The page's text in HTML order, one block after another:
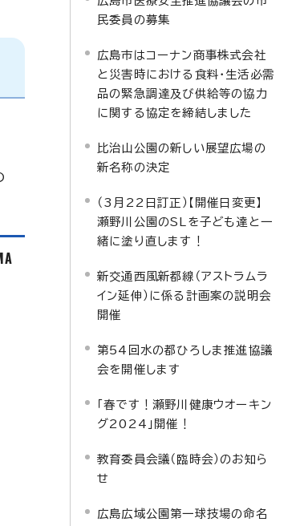
民委員の募集
広島市はコーナン商事株式会社
と災害時における食料・生活必需
品の緊急調達及び供給等の協力
に関する協定を締結しました
比治山公園の新しい展望広場の
新名称の決定
（3月22日訂正）【開催日変更】
瀬野川公園のSLを子ども達と一
緒に塗り直します！
新交通西風新都線（アストラムラ
イン延伸）に係る計画案の説明会
開催
第54回水の都ひろしま推進協議
会を開催します
「春です！瀬野川健康ウオーキン
グ2024」開催！
教育委員会議（臨時会）のお知ら
せ
広島広域公園第一球技場の命名